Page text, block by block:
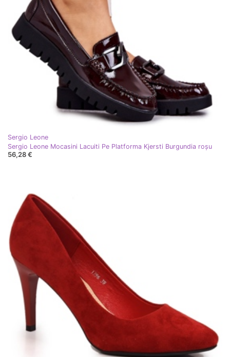
Sergio Leone
Sergio Leone Mocasini Lacuiti Pe Platforma Kjersti Burgundia roşu
56,28 €